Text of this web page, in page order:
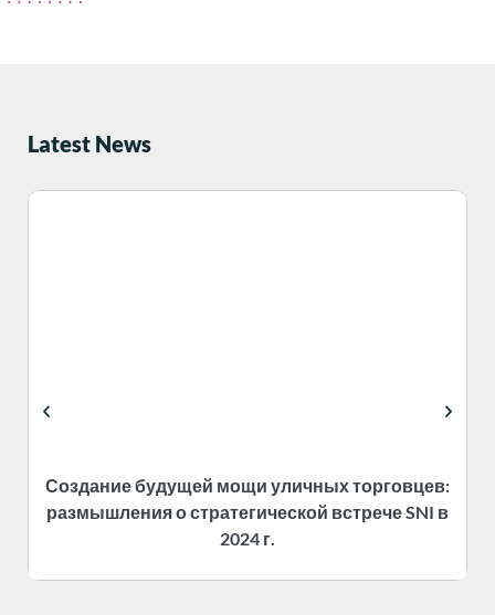
Latest News
Создание будущей мощи уличных торговцев:
размышления о стратегической встрече SNI в
2024 г.